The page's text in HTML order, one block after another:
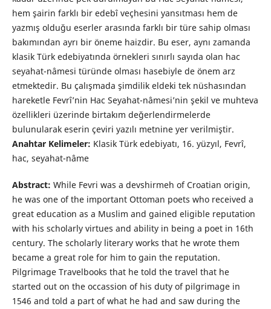
hem şairin farklı bir edebî veçhesini yansıtması hem de
yazmış olduğu eserler arasında farklı bir türe sahip olması
bakımından ayrı bir öneme haizdir. Bu eser, aynı zamanda
klasik Türk edebiyatında örnekleri sınırlı sayıda olan hac
seyahat-nâmesi türünde olması hasebiyle de önem arz
etmektedir. Bu çalışmada şimdilik eldeki tek nüshasından
hareketle Fevrî’nin Hac Seyahat-nâmesi’nin şekil ve muhteva
özellikleri üzerinde birtakım değerlendirmelerde
bulunularak eserin çeviri yazılı metnine yer verilmiştir.
Anahtar Kelimeler: Klasik Türk edebiyatı, 16. yüzyıl, Fevrî,
hac, seyahat-nâme
Abstract: While Fevri was a devshirmeh of Croatian origin,
he was one of the important Ottoman poets who received a
great education as a Muslim and gained eligible reputation
with his scholarly virtues and ability in being a poet in 16th
century. The scholarly literary works that he wrote them
became a great role for him to gain the reputation.
Pilgrimage Travelbooks that he told the travel that he
started out on the occassion of his duty of pilgrimage in
1546 and told a part of what he had and saw during the